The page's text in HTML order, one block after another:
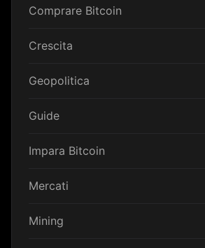
Comprare Bitcoin
Crescita
Geopolitica
Guide
Impara Bitcoin
Mercati
Mining